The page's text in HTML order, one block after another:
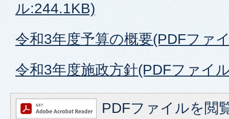
ル:244.1KB)
令和3年度予算の概要(PDFファ
令和3年度施政方針(PDFファイ
PDFファイルを閲